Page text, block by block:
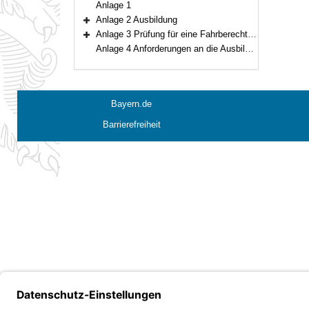
Anlage 1
Bereich erweitern
Anlage 2 Ausbildung
Bereich erweitern
Anlage 3 Prüfung für eine Fahrberechtigung zum Führen von Einsatzfahrzeugen der Freiwilligen Feuerwehren, der nach Landesrecht anerkannten Rettungsdienste, des Technischen Hilfswerks und sonstiger Einheiten des Katastrophenschutzes
Anlage 4 Anforderungen an die Ausbildungs- und Prüfungsbescheinigung
Bayern.de
Barrierefreiheit